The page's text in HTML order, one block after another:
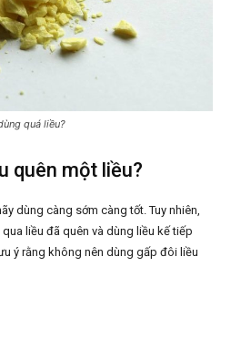
quá liều?
quên một liều?
dùng càng sớm càng tốt. Tuy nhiên,
liều đã quên và dùng liều kế tiếp
ý rằng không nên dùng gấp đôi liều